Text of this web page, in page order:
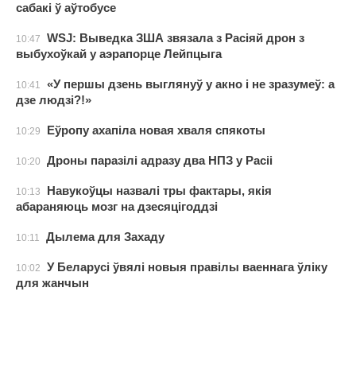
сабакі ў аўтобусе
10:47
WSJ: Выведка ЗША звязала з Расіяй дрон з
выбухоўкай у аэрапорце Лейпцыга
10:41
«У першы дзень выглянуў у акно і не зразумеў: а
дзе людзі?!»
10:29 Еўропу ахапіла новая хваля спякоты
10:20 Дроны паразілі адразу два НПЗ у Расіі
10:13
Навукоўцы назвалі тры фактары, якія
абараняюць мозг на дзесяцігоддзі
10:11 Дылема для Захаду
10:02
У Беларусі ўвялі новыя правілы ваеннага ўліку
для жанчын